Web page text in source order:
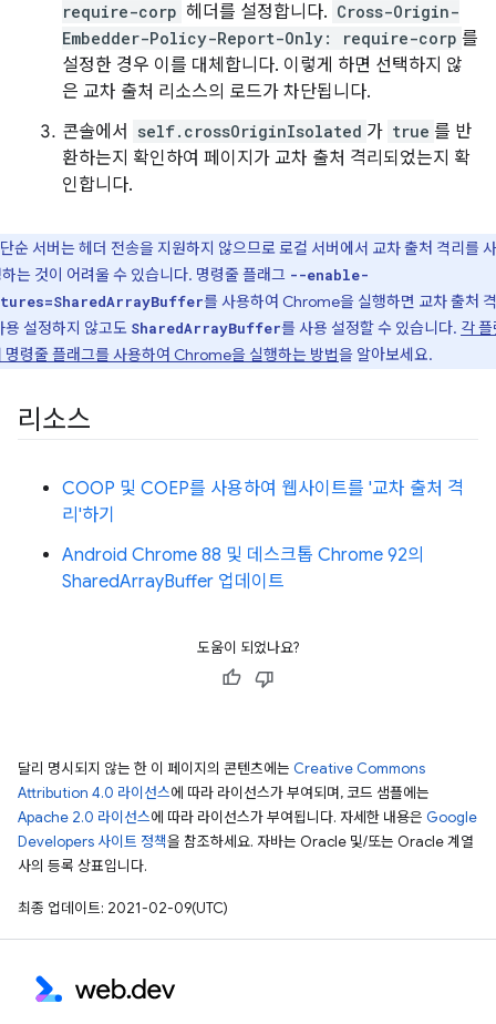
require-corp 헤더를 설정합니다. Cross-Origin-
Embedder-Policy-Report-Only: require-corp 를
설정한 경우 이를 대체합니다. 이렇게 하면 선택하지 않
은 교차 출처 리소스의 로드가 차단됩니다.
콘솔에서
self.crossOriginIsolated 가 true 를 반
환하는지 확인하여 페이지가 교차 출처 격리되었는지 확
인합니다.
단순 서버는 헤더 전송을 지원하지 않으므로 로컬 서버에서 교차 출처 격리를
는 것이 어려울 수 있습니다. 명령줄 플래그 --enable-
를 사용하여 Chrome을 실행하면 교차 출처
용 설정하지 않고도 SharedArrayBuffer를 사용 설정할 수 있습니다. 각
명령줄 플래그를 사용하여 Chrome을 실행하는 방법을 알아보세요.
리소스
COOP 및 COEP를 사용하여 웹사이트를 '교차 출처 격
리'하기
Android Chrome 88 및 데스크톱 Chrome 92의
SharedArrayBuffer 업데이트
도움이 되었나요?
달리 명시되지 않는 한 이 페이지의 콘텐츠에는 Creative Commons
Attribution 4.0 라이선스에 따라 라이선스가 부여되며, 코드 샘플에는
Apache 2.0 라이선스에 따라 라이선스가 부여됩니다. 자세한 내용은 Google
Developers 사이트 정책을 참조하세요. 자바는 Oracle 및/또는 Oracle 계열
사의 등록 상표입니다.
최종 업데이트: 2021-02-09(UTC)